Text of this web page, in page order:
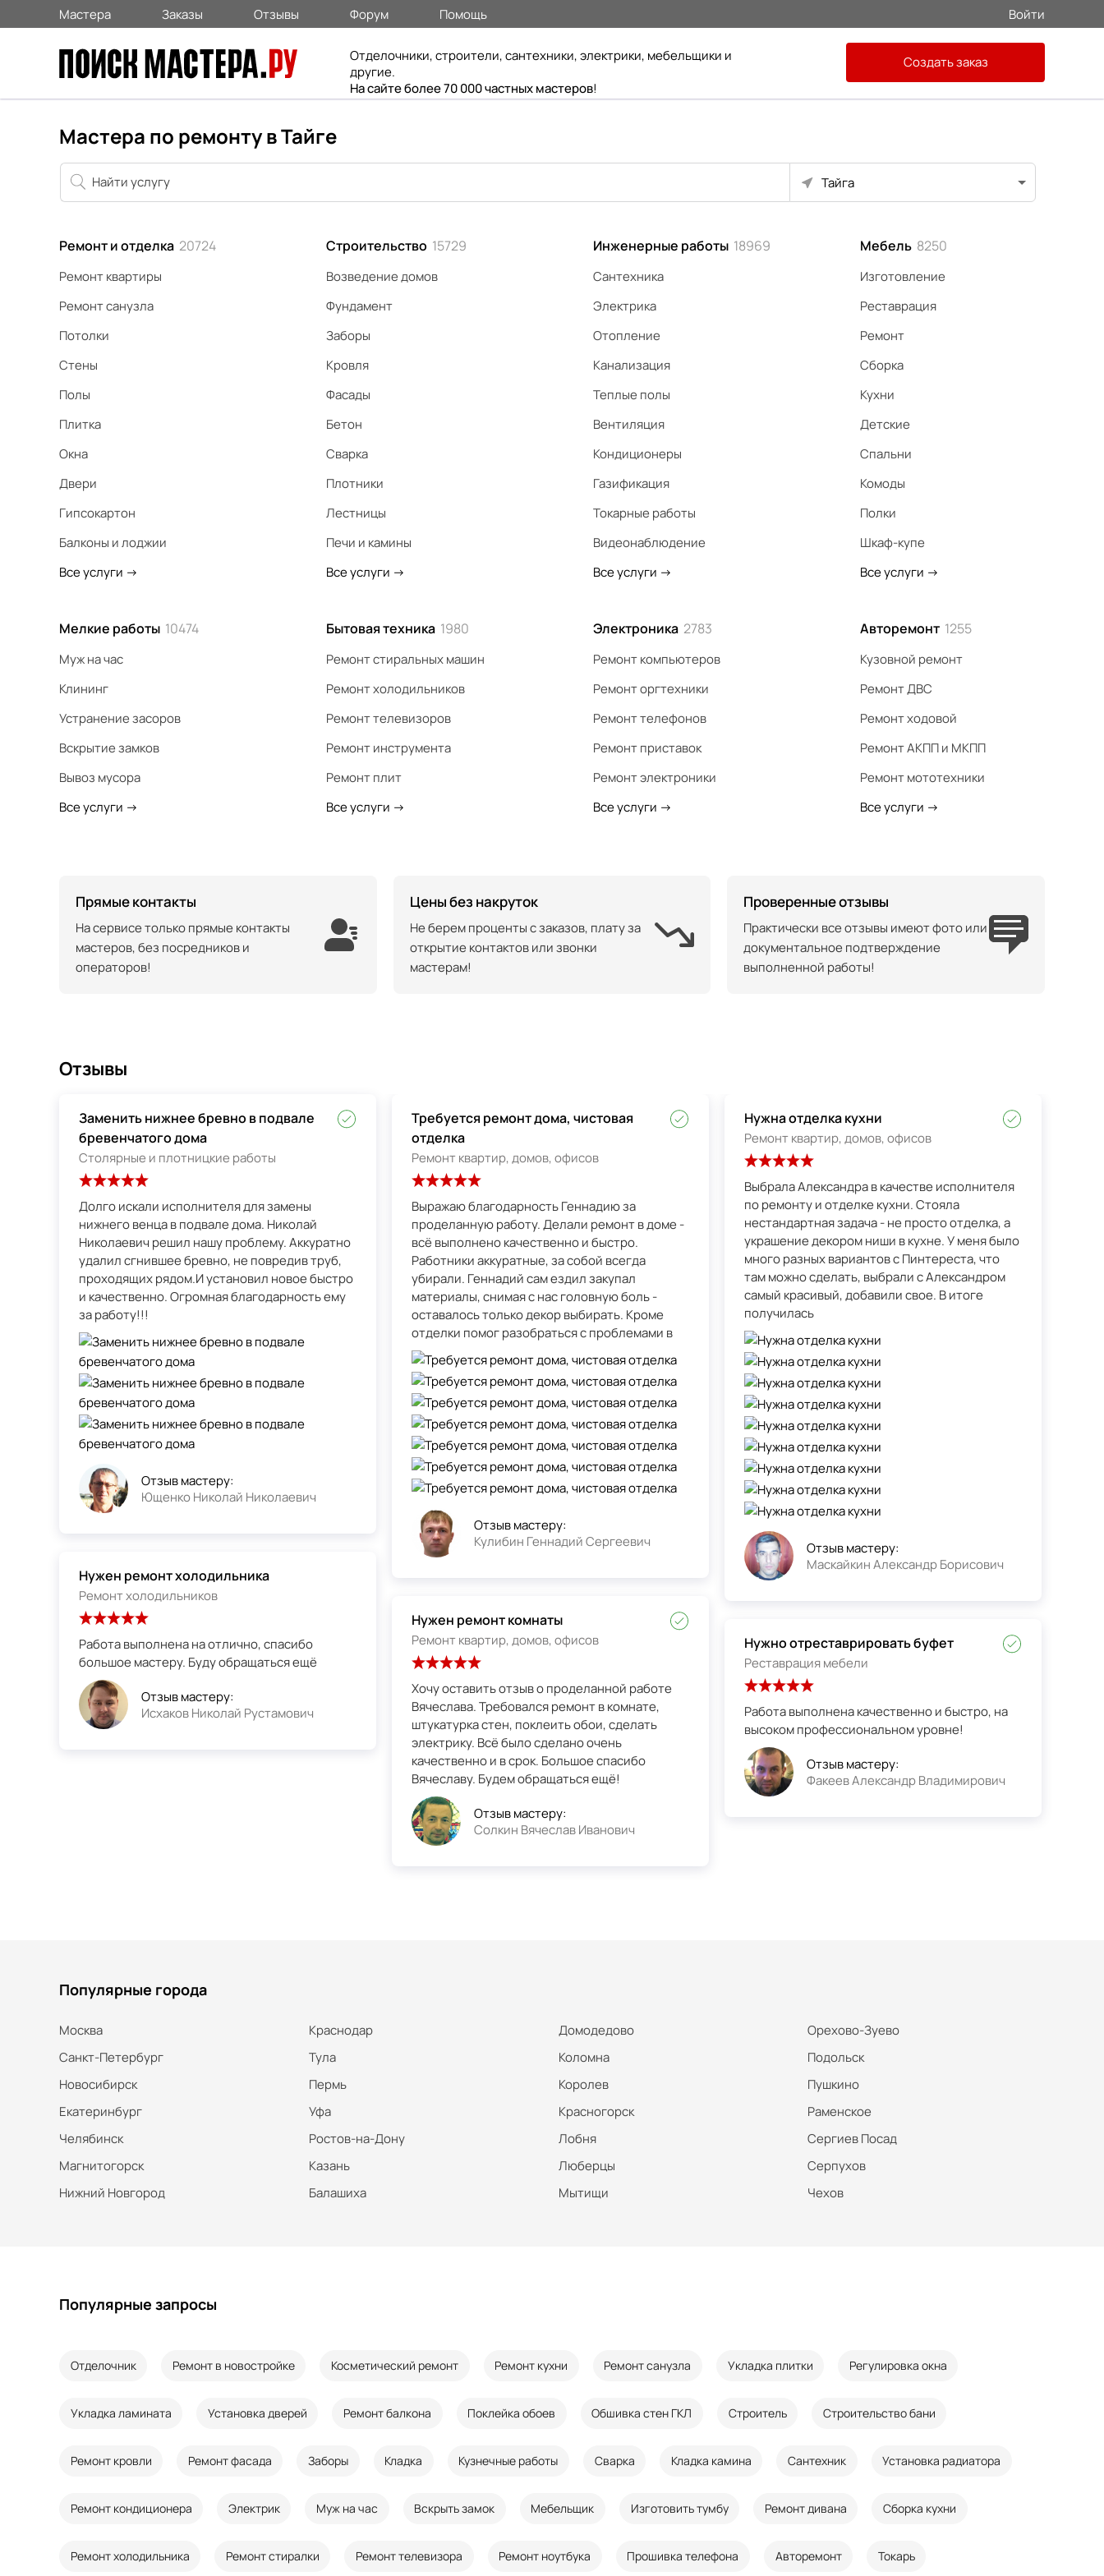
Мастера Заказы Отзывы Форум Помощь Войти
Отделочники, строители, сантехники, электрики, мебельщики и
другие.
На сайте более 70 000 частных мастеров!
Создать заказ
Мастера по ремонту в Тайге
Тайга
Ремонт и отделка 20724
Ремонт квартиры
Ремонт санузла
Потолки
Стены
Полы
Плитка
Окна
Двери
Гипсокартон
Балконы и лоджии
Все услуги ->
Строительство 15729
Возведение домов
Фундамент
Заборы
Кровля
Фасады
Бетон
Сварка
Плотники
Лестницы
Печи и камины
Все услуги ->
Инженерные работы 18969
Сантехника
Электрика
Отопление
Канализация
Теплые полы
Вентиляция
Кондиционеры
Газификация
Токарные работы
Видеонаблюдение
Все услуги ->
Мебель 8250
Изготовление
Реставрация
Ремонт
Сборка
Кухни
Детские
Спальни
Комоды
Полки
Шкаф-купе
Все услуги ->
Мелкие работы 10474
Муж на час
Клининг
Устранение засоров
Вскрытие замков
Вывоз мусора
Все услуги ->
Бытовая техника 1980
Ремонт стиральных машин
Ремонт холодильников
Ремонт телевизоров
Ремонт инструмента
Ремонт плит
Все услуги ->
Электроника 2783
Ремонт компьютеров
Ремонт оргтехники
Ремонт телефонов
Ремонт приставок
Ремонт электроники
Все услуги ->
Авторемонт 1255
Кузовной ремонт
Ремонт ДВС
Ремонт ходовой
Ремонт АКПП и МКПП
Ремонт мототехники
Все услуги ->
Прямые контакты
На сервисе только прямые контакты
мастеров, без посредников и
операторов!
Цены без накруток
Не берем проценты с заказов, плату за
открытие контактов или звонки
мастерам!
Проверенные отзывы
Практически все отзывы имеют фото или
документальное подтверждение
выполненной работы!
Отзывы
Заменить нижнее бревно в подвале
бревенчатого дома
Столярные и плотницкие работы
Долго искали исполнителя для замены
нижнего венца в подвале дома. Николай
Николаевич решил нашу проблему. Аккуратно
удалил сгнившее бревно, не повредив труб,
проходящих рядом.И установил новое быстро
и качественно. Огромная благодарность ему
за работу!!!
Отзыв мастеру:
Ющенко Николай Николаевич
Нужен ремонт холодильника
Ремонт холодильников
Работа выполнена на отлично, спасибо
большое мастеру. Буду обращаться ещё
Отзыв мастеру:
Исхаков Николай Рустамович
Требуется ремонт дома, чистовая
отделка
Ремонт квартир, домов, офисов
Выражаю благодарность Геннадию за
проделанную работу. Делали ремонт в доме -
всё выполнено качественно и быстро.
Работники аккуратные, за собой всегда
убирали. Геннадий сам ездил закупал
материалы, снимая с нас головную боль -
оставалось только декор выбирать. Кроме
отделки помог разобраться с проблемами в
Отзыв мастеру:
Кулибин Геннадий Сергеевич
Нужен ремонт комнаты
Ремонт квартир, домов, офисов
Хочу оставить отзыв о проделанной работе
Вячеслава. Требовался ремонт в комнате,
штукатурка стен, поклеить обои, сделать
электрику. Всё было сделано очень
качественно и в срок. Большое спасибо
Вячеславу. Будем обращаться ещё!
Отзыв мастеру:
Солкин Вячеслав Иванович
Нужна отделка кухни
Ремонт квартир, домов, офисов
Выбрала Александра в качестве исполнителя
по ремонту и отделке кухни. Стояла
нестандартная задача - не просто отделка, а
украшение декором ниши в кухне. У меня было
много разных вариантов с Пинтереста, что
там можно сделать, выбрали с Александром
самый красивый, добавили свое. В итоге
получилась
Отзыв мастеру:
Маскайкин Александр Борисович
Нужно отреставрировать буфет
Реставрация мебели
Работа выполнена качественно и быстро, на
высоком профессиональном уровне!
Отзыв мастеру:
Факеев Александр Владимирович
Популярные города
Москва
Санкт-Петербург
Новосибирск
Екатеринбург
Челябинск
Магнитогорск
Нижний Новгород
Краснодар
Тула
Пермь
Уфа
Ростов-на-Дону
Казань
Балашиха
Домодедово
Коломна
Королев
Красногорск
Лобня
Люберцы
Мытищи
Орехово-Зуево
Подольск
Пушкино
Раменское
Сергиев Посад
Серпухов
Чехов
Популярные запросы
Отделочник Ремонт в новостройке Косметический ремонт Ремонт кухни Ремонт санузла Укладка плитки Регулировка окна
Укладка ламината Установка дверей Ремонт балкона Поклейка обоев Обшивка стен ГКЛ Строитель Строительство бани
Ремонт кровли Ремонт фасада Заборы Кладка Кузнечные работы Сварка Кладка камина Сантехник Установка радиатора
Ремонт кондиционера Электрик Муж на час Вскрыть замок Мебельщик Изготовить тумбу Ремонт дивана Сборка кухни
Ремонт холодильника Ремонт стиралки Ремонт телевизора Ремонт ноутбука Прошивка телефона Авторемонт Токарь